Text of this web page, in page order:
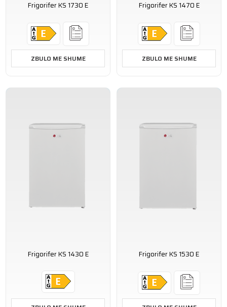
Frigorifer KS 1730 E
ZBULO ME SHUME
Frigorifer KS 1470 E
ZBULO ME SHUME
Frigorifer KS 1430 E Frigorifer KS 1530 E